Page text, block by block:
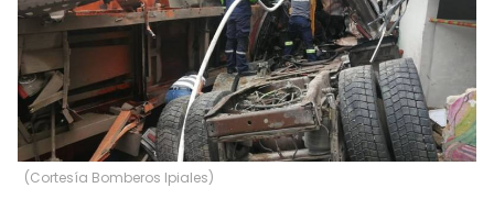
(Cortesía Bomberos Ipiales)